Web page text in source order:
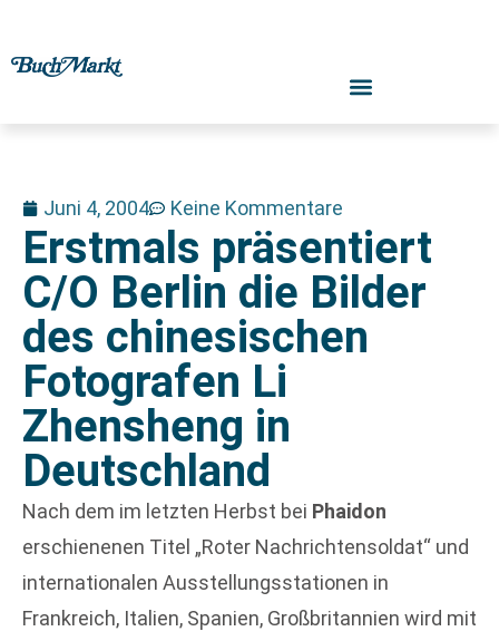
Juni 4, 2004 Keine Kommentare
Erstmals präsentiert
C/O Berlin die Bilder
des chinesischen
Fotografen Li
Zhensheng in
Deutschland
Nach dem im letzten Herbst bei Phaidon
erschienenen Titel „Roter Nachrichtensoldat“ und
internationalen Ausstellungsstationen in
Frankreich, Italien, Spanien, Großbritannien wird mit